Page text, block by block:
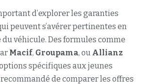
d’explorer les garanties
peuvent s’avérer pertinentes en
du véhicule. Des formules comme
Macif, Groupama, ou Allianz
spécifiques aux jeunes
de comparer les offres